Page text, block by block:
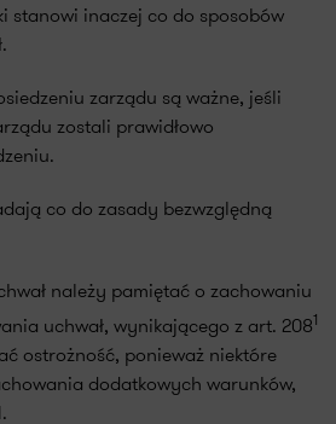
stanowi inaczej co do sposobów
zarządu są ważne, jeśli
zostali prawidłowo
co do zasady bezwzględną
należy pamiętać o zachowaniu
uchwał, wynikającego z art. 2081
ostrożność, ponieważ niektóre
dodatkowych warunków,